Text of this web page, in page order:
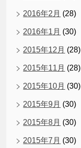
2016年2月 (28)
2016年1月 (30)
2015年12月 (28)
2015年11月 (28)
2015年10月 (30)
2015年9月 (30)
2015年8月 (30)
2015年7月 (30)